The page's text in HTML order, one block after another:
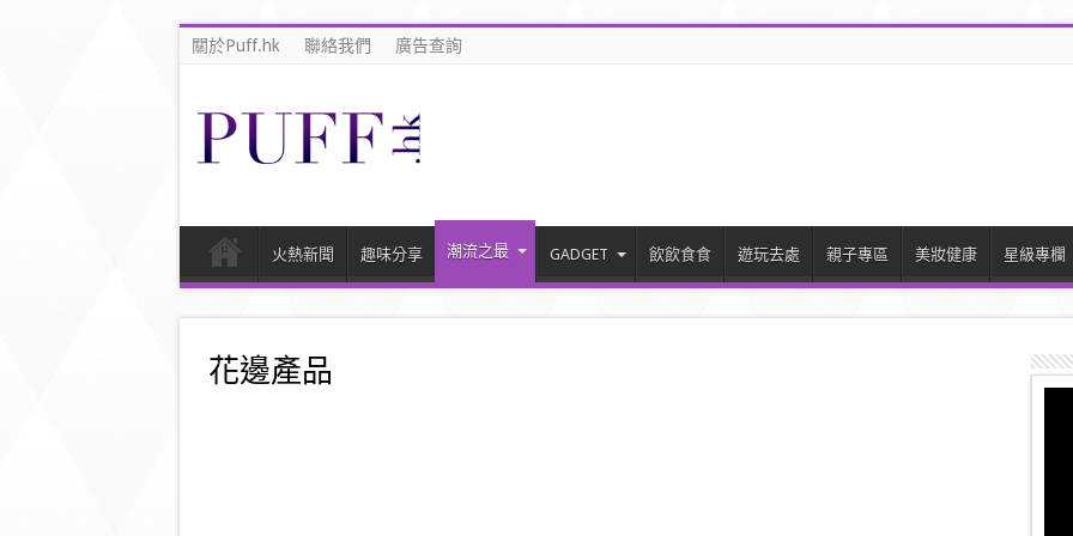
關於Puff.hk 聯絡我們 廣告查詢
火熱新聞 趣味分享 潮流之最 GADGET 飲飲食食 遊玩去處 親子專區 美妝健康 星級專欄
花邊產品